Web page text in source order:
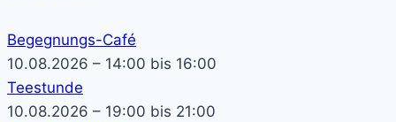
Begegnungs-Café
10.08.2026 – 14:00 bis 16:00
Teestunde
10.08.2026 – 19:00 bis 21:00